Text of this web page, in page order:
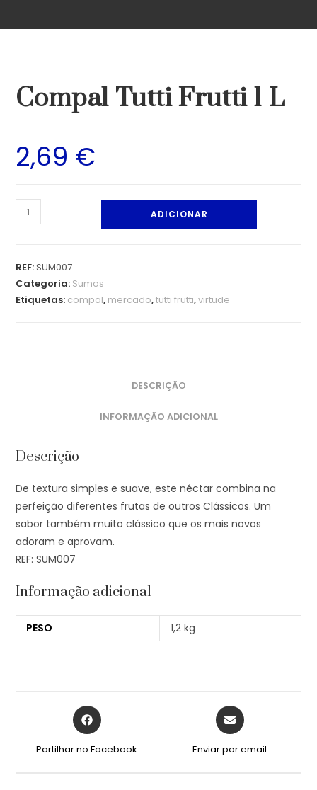
Compal Tutti Frutti 1 L
2,69 €
ADICIONAR
REF:SUM007
Categoria: Sumos
Etiquetas: compal, mercado,tutti frutti,virtude
DESCRIÇÃO
INFORMAÇÃO ADICIONAL
Descrição
De textura simples e suave, este néctar combina na
perfeição diferentes frutas de outros Clássicos. Um
sabor também muito clássico que os mais novos
adoram e aprovam.
REF: SUM007
Informação adicional
PESO 1,2 kg
Partilhar no Facebook Enviar por email